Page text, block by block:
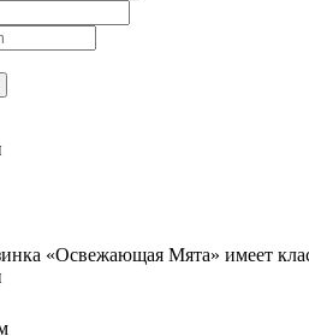
«Освежающая Мята» имеет